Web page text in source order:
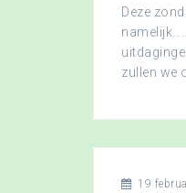
Deze
zullen we
19